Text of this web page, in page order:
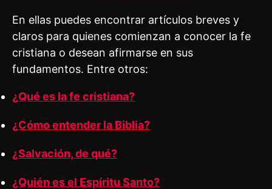
En ellas puedes encontrar artículos breves y
claros para quienes comienzan a conocer la fe
cristiana o desean afirmarse en sus
fundamentos. Entre otros:
¿Qué es la fe cristiana?
¿Cómo entender la Biblia?
¿Salvación, de qué?
¿Quién es el Espíritu Santo?